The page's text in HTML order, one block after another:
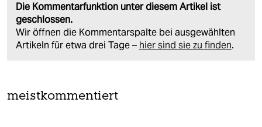
Die Kommentarfunktion unter diesem Artikel ist
geschlossen.
Wir öffnen die Kommentarspalte bei ausgewählten
Artikeln für etwa drei Tage – hier sind sie zu finden.
meistkommentiert